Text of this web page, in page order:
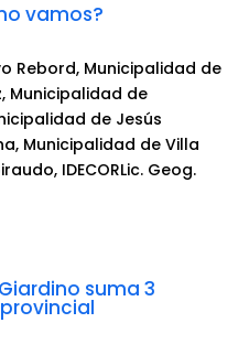
vamos?
Rebord, Municipalidad de
Municipalidad de
de Jesús
Municipalidad de Villa
IDECORLic. Geog.
suma 3